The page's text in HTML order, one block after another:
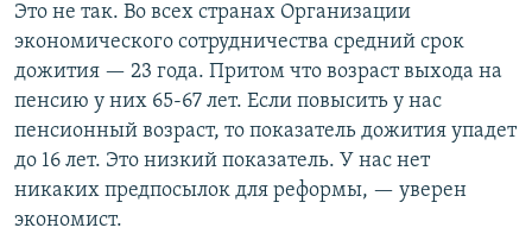
Это не так. Во всех странах Организации
экономического сотрудничества средний срок
дожития — 23 года. Притом что возраст выхода на
пенсию у них 65-67 лет. Если повысить у нас
пенсионный возраст, то показатель дожития упадет
до 16 лет. Это низкий показатель. У нас нет
никаких предпосылок для реформы, — уверен
экономист.